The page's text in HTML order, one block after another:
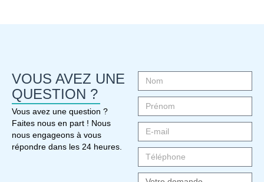
VOUS AVEZ UNE
QUESTION ?
Vous avez une question ?
Faites nous en part ! Nous
nous engageons à vous
répondre dans les 24 heures.